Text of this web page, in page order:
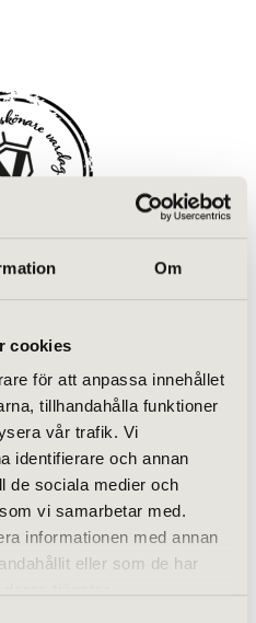
Om
cookies
för att anpassa innehållet
tillhandahålla funktioner
vår trafik. Vi
identifierare och annan
de sociala medier och
vi samarbetar med.
informationen med annan
eller som de har
31
– 28 500